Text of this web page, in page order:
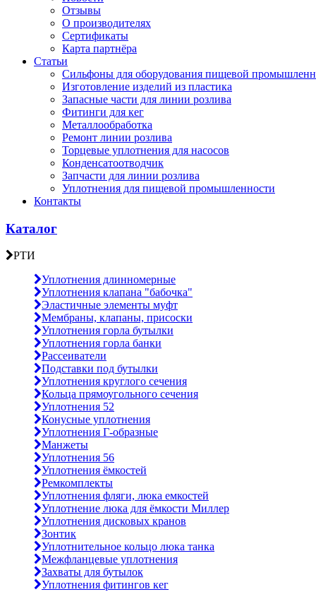
Отзывы
О производителях
Сертификаты
Карта партнёра
Статьи
Сильфоны для оборудования пищевой
Изготовление изделий из пластика
Запасные части для линии розлива
Фитинги для кег
Металлообработка
Ремонт линии розлива
Торцевые уплотнения для насосов
Конденсатоотводчик
Запчасти для линии розлива
Уплотнения для пищевой промышленности
Контакты
Каталог
РТИ
Уплотнения длинномерные
Уплотнения клапана "бабочка"
Эластичные элементы муфт
Мембраны, клапаны, присоски
Уплотнения горла бутылки
Уплотнения горла банки
Рассеиватели
Подставки под бутылки
Уплотнения круглого сечения
Кольца прямоугольного сечения
Уплотнения 52
Конусные уплотнения
Уплотнения Г-образные
Манжеты
Уплотнения 56
Уплотнения ёмкостей
Ремкомплекты
Уплотнения фляги, люка емкостей
Уплотнение люка для ёмкости Миллер
Уплотнения дисковых кранов
Зонтик
Уплотнительное кольцо люка танка
Межфланцевые уплотнения
Захваты для бутылок
Уплотнения фитингов кег